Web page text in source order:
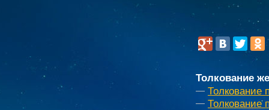
Толкование
Толкование
Толкование